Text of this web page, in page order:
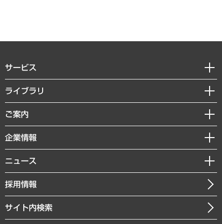
サービス
経営戦略
組織・人事戦略
デジタルイノベーション
共生・ダイバーシティ
GRC（ガバナンス・リスク・コンプライアンス）・防災（政策）
経済・産業・雇用・労働
ライブラリ
経済調査
レポート
コラム
経営用語集
受託・受注実績（官公庁関連）
メディア掲載・出演
ご案内
セミナー・イベント情報
MUFGビジネスセミナー
受託案件情報
企業情報
私たちの想い
社長メッセージ
会社概要
ニュース
ニュースリリース
お知らせ
採用情報
サイト内検索